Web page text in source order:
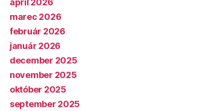
marec 2026
február 2026
január 2026
december 2025
november 2025
október 2025
september 2025